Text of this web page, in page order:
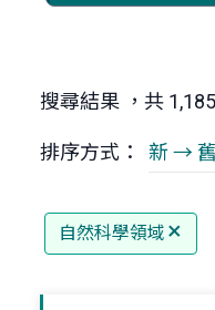
搜尋結果 ，共
排序方式： 新 → 舊
自然科學領域